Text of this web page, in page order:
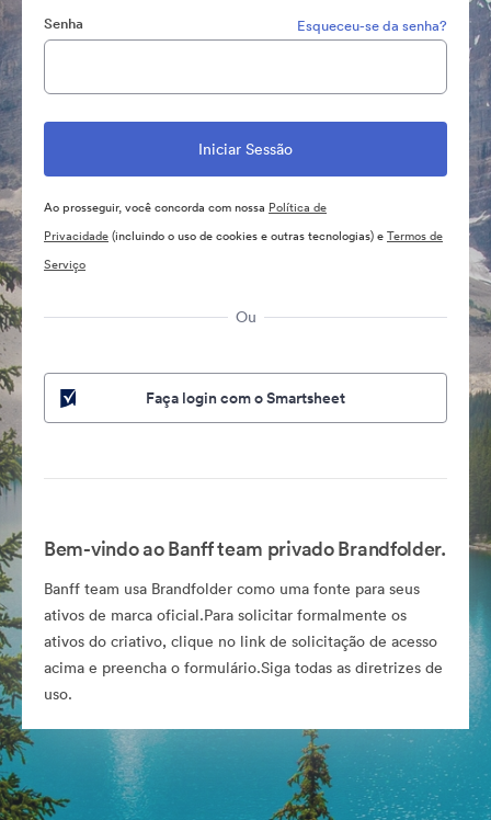
Senha Esqueceu-se da senha?
Ao prosseguir, você concorda com nossa Política de
Privacidade(incluindo o uso de cookies e outras tecnologias) eTermos de
Serviço
Ou
Faça login com o Smartsheet
Bem-vindo ao Banff team privado Brandfolder.
Banff team usa Brandfolder como uma fonte para seus
ativos de marca oficial.Para solicitar formalmente os
ativos do criativo, clique no link de solicitação de acesso
acima e preencha o formulário.Siga todas as diretrizes de
uso.